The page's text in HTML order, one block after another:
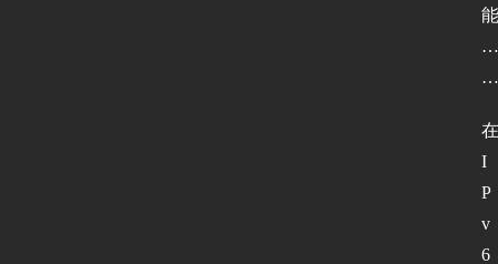
能
…
…
在
I
P
v
6